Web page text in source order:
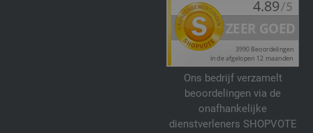
Ons bedrijf verzamelt
beoordelingen via de
onafhankelijke
dienstverleners SHOPVOTE